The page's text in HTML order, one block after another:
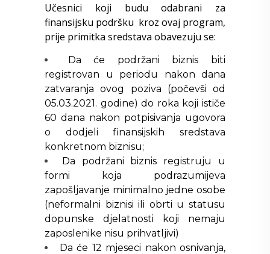
Učesnici koji budu odabrani za
finansijsku podršku kroz ovaj program,
prije primitka sredstava obavezuju se:
Da će podržani biznis biti
registrovan u periodu nakon dana
zatvaranja ovog poziva (počevši od
05.03.2021. godine) do roka koji ističe
60 dana nakon potpisivanja ugovora
o dodjeli finansijskih sredstava
konkretnom biznisu;
Da podržani biznis registruju u
formi koja podrazumijeva
zapošljavanje minimalno jedne osobe
(neformalni biznisi ili obrti u statusu
dopunske djelatnosti koji nemaju
zaposlenike nisu prihvatljivi)
Da će 12 mjeseci nakon osnivanja,